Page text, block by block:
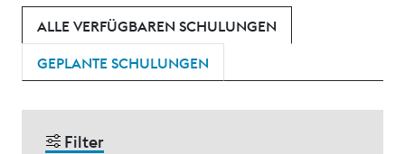
ALLE VERFÜGBAREN SCHULUNGEN
GEPLANTE SCHULUNGEN
Filter